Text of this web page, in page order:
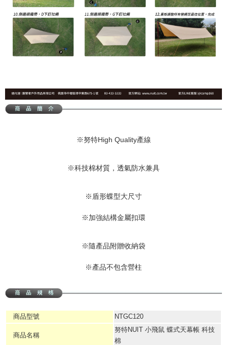
※努特High Quality產線
※科技棉材質，透氣防水兼具
※盾形蝶型大尺寸
※加強結構金屬扣環
※隨產品附贈收納袋
※產品不包含營柱
商品型號 NTGC120
商品名稱
努特NUIT 小飛鼠 蝶式天幕帳 科技
棉